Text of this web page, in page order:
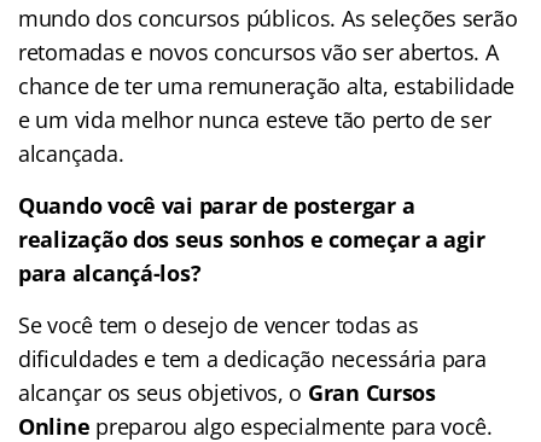
mundo dos concursos públicos. As seleções serão
retomadas e novos concursos vão ser abertos. A
chance de ter uma remuneração alta, estabilidade
e um vida melhor nunca esteve tão perto de ser
alcançada.
Quando você vai parar de postergar a
realização dos seus sonhos e começar a agir
para alcançá-los?
Se você tem o desejo de vencer todas as
dificuldades e tem a dedicação necessária para
alcançar os seus objetivos, o Gran Cursos
Online preparou algo especialmente para você.